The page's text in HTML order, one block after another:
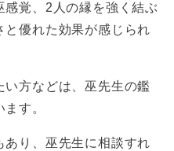
感覚、2人の縁を強く結ぶ
優れた効果が感じられ
方などは、巫先生の鑑
す。
り、巫先生に相談すれ